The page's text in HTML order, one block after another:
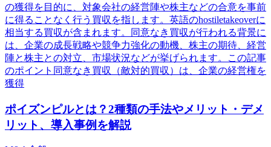
の獲得を目的に、対象会社の経営陣や株主などの合意を事前
に得ることなく行う買収を指します。英語のhostiletakeoverに
相当する買収が含まれます。同意なき買収が行われる背景に
は、企業の成長戦略や競争力強化の動機、株主の期待、経営
陣と株主との対立、市場状況などが挙げられます。この記事
のポイント同意なき買収（敵対的買収）は、企業の経営権を
獲得
ポイズンピルとは？2種類の手法やメリット・デメ
リット、導入事例を解説